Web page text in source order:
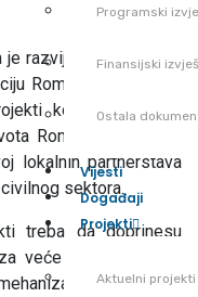
Programski
Finansijski
Ostala
Vijesti
Događaji
Projekti
Aktuelni projekti
je razvijen sa ciljem da
Roma i Egipćana na
koji su direktno
Roma i Egipćana u
lokalnih partnerstava
sektora.
treba da doprinesu
veće privlačenje EU
Nacionalne